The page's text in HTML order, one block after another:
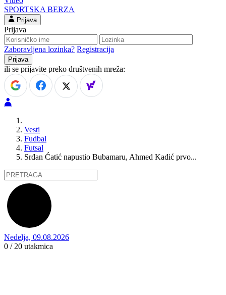
SPORTSKA BERZA
Prijava
Prijava
Zaboravljena lozinka? Registracija
ili se prijavite preko društvenih mreža:
Vesti
Fudbal
Futsal
Srđan Ćatić napustio Bubamaru, Ahmed Kadić prvo...
Nedelja, 09.08.2026
0 / 20 utakmica